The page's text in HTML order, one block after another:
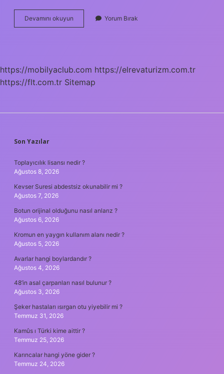
Devamını okuyun
Ne
Yorum Bırak
https://mobilyaclub.com https://elrevaturizm.com.tr
https://flt.com.tr Sitemap
SIDEBAR
Son Yazılar
Toplayıcılık lisansı nedir ?
Ağustos 8, 2026
Kevser Suresi abdestsiz okunabilir mi ?
Ağustos 7, 2026
Botun orijinal olduğunu nasıl anlarız ?
Ağustos 6, 2026
Kromun en yaygın kullanım alanı nedir ?
Ağustos 5, 2026
Avarlar hangi boylardandır ?
Ağustos 4, 2026
48’in asal çarpanları nasıl bulunur ?
Ağustos 3, 2026
Şeker hastaları ısırgan otu yiyebilir mi ?
Temmuz 31, 2026
Kamûs ı Türki kime aittir ?
Temmuz 25, 2026
Karıncalar hangi yöne gider ?
Temmuz 24, 2026